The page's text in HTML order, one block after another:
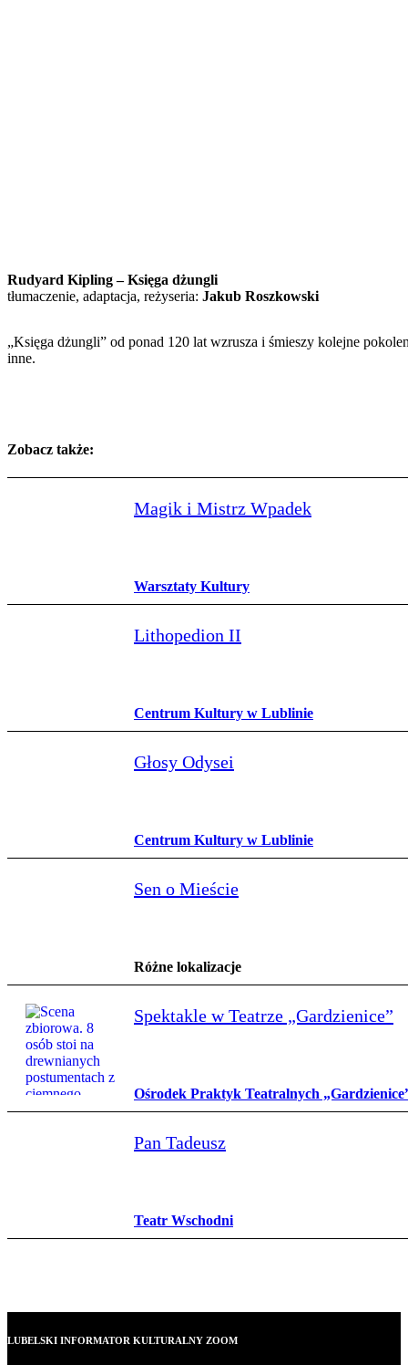
Rudyard Kipling – Księga dżungli
tłumaczenie, adaptacja, reżyseria: Jakub Roszkowski
„Księga dżungli” od ponad 120 lat wzrusza i śmieszy kolejne
inne.
Zobacz także:
Magik i Mistrz Wpadek
Warsztaty Kultury
Lithopedion II
Centrum Kultury w Lublinie
Głosy Odysei
Centrum Kultury w Lublinie
Sen o Mieście
Różne lokalizacje
Spektakle w Teatrze „Gardzienice”
Ośrodek Praktyk Teatralnych
Pan Tadeusz
Teatr Wschodni
LUBELSKI INFORMATOR KULTURALNY ZOOM